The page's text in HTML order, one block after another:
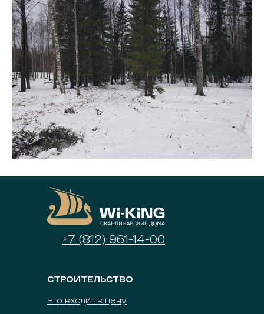
Что входит в цену
СТРОИТЕЛЬСТВО
+7 (812) 961-14-00